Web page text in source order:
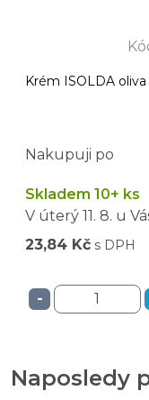
Nakupuji po
Skladem 10+ ks
V úterý 11. 8. u
23,84 Kč s DPH
-
Naposledy